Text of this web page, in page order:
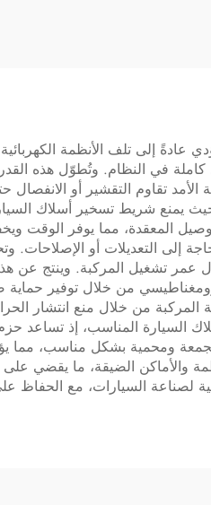
عادةً إلى تلف الأنظمة
في النظام. وتُطوّل هذه
تقاوم التقشير أو
حيث يمنع شريط تسخير
المعقدة، مما يوفر الوقت
إلى التعديلات أو
تشغيل المركبة. وينتج عن هذه
من خلال توفير حماية
من خلال منع انتشار
السيارة المناسب، إذ تساعد
ومحمية بشكل مناسب، مما
والأماكن الضيقة، ما يقضي على
السيارات، مع الحفاظ